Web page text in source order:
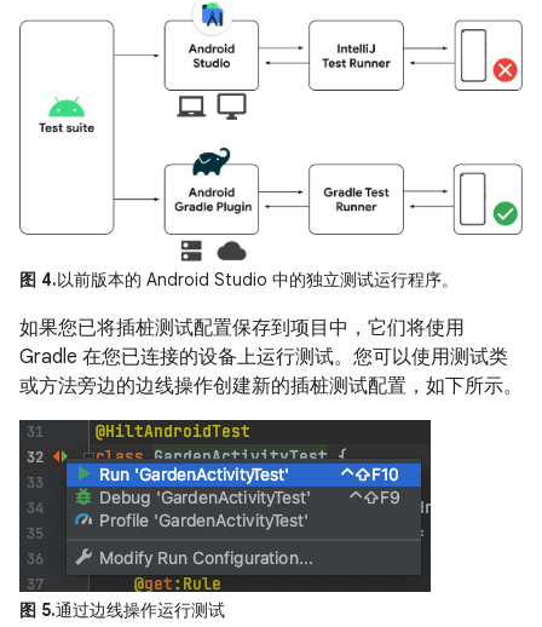
图 4.以前版本的 Android Studio 中的独立测试运行程序。
如果您已将插桩测试配置保存到项目中，它们将使用
Gradle 在您已连接的设备上运行测试。您可以使用测试类
或方法旁边的边线操作创建新的插桩测试配置，如下所示。
图 5.通过边线操作运行测试